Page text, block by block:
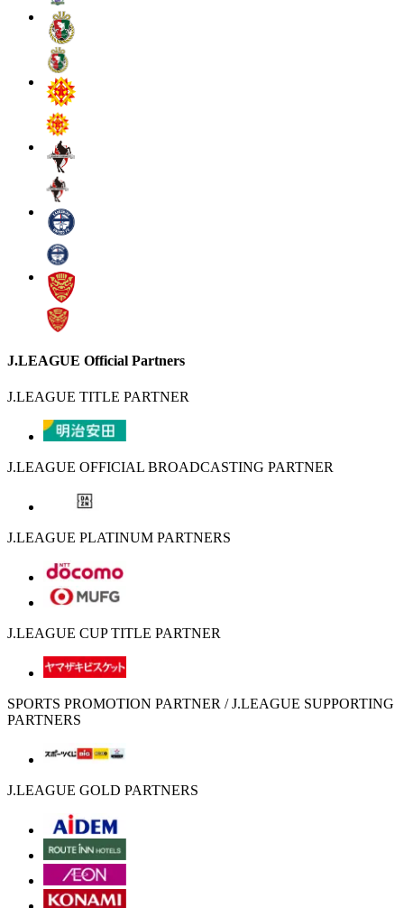
J.LEAGUE Official Partners
J.LEAGUE TITLE PARTNER
J.LEAGUE OFFICIAL BROADCASTING PARTNER
J.LEAGUE PLATINUM PARTNERS
J.LEAGUE CUP TITLE PARTNER
SPORTS PROMOTION PARTNER / J.LEAGUE SUPPORTING
PARTNERS
J.LEAGUE GOLD PARTNERS